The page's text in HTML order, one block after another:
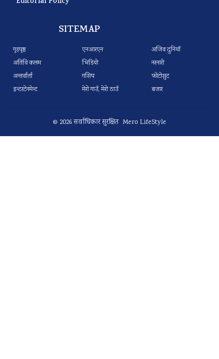
SITEMAP
गृहपृष्ठ
अतिथि कलम
अन्तर्वार्ता
इन्टरटेनमेन्ट
एनआरएन
भिडियो
गसिप
मेरो गाउँ, मेरो ठाउँ
अजिव दुनियाँ
नरनारी
फोटोसुट
बजार
© 2026 सर्वाधिकार सुरक्षित Mero LifeStyle